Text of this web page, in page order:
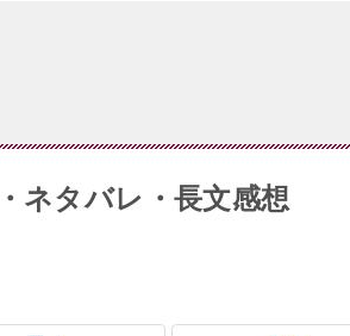
ネタバレ・長文感想